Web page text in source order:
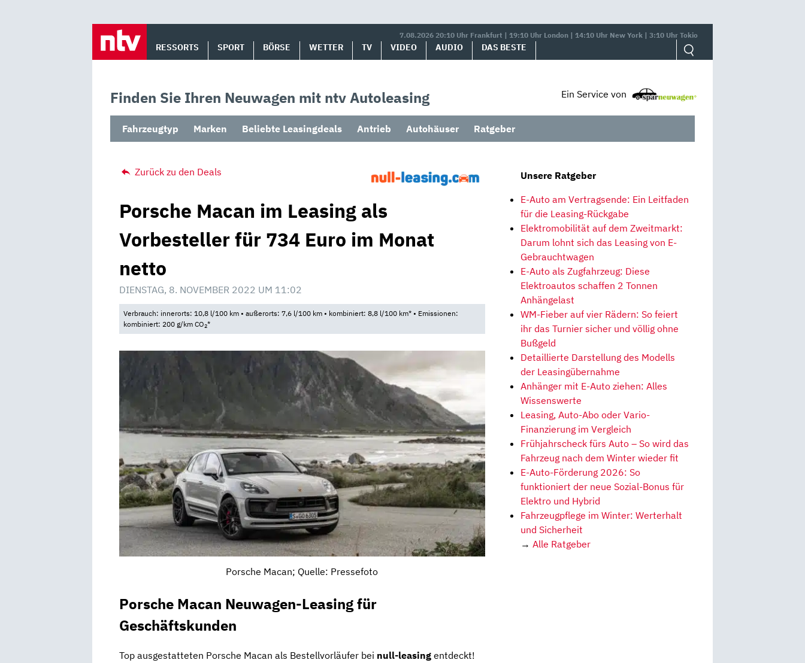
7.08.2026 20:10 Uhr Frankfurt | 19:10 Uhr London | 14:10 Uhr New York | 3:10 Uhr Tokio
RESSORTS SPORT BÖRSE WETTER TV VIDEO AUDIO DAS BESTE
Finden Sie Ihren Neuwagen mit ntv Autoleasing Ein Service von
Fahrzeugtyp Marken Beliebte Leasingdeals Antrieb Autohäuser Ratgeber
Zurück zu den Deals
Porsche Macan im Leasing als
Vorbesteller für 734 Euro im Monat
netto
DIENSTAG, 8. NOVEMBER 2022 UM 11:02
Verbrauch: innerorts: 10,8 l/100 km • außerorts: 7,6 l/100 km • kombiniert: 8,8 l/100 km* • Emissionen:
kombiniert: 200 g/km CO2*
Porsche Macan; Quelle: Pressefoto
Porsche Macan Neuwagen-Leasing für
Geschäftskunden
Top ausgestatteten Porsche Macan als Bestellvorläufer bei null-leasing entdeckt!
Unsere Ratgeber
E-Auto am Vertragsende: Ein Leitfaden
für die Leasing-Rückgabe
Elektromobilität auf dem Zweitmarkt:
Darum lohnt sich das Leasing von E-
Gebrauchtwagen
E-Auto als Zugfahrzeug: Diese
Elektroautos schaffen 2 Tonnen
Anhängelast
WM-Fieber auf vier Rädern: So feiert
ihr das Turnier sicher und völlig ohne
Bußgeld
Detaillierte Darstellung des Modells
der Leasingübernahme
Anhänger mit E-Auto ziehen: Alles
Wissenswerte
Leasing, Auto-Abo oder Vario-
Finanzierung im Vergleich
Frühjahrscheck fürs Auto – So wird das
Fahrzeug nach dem Winter wieder fit
E-Auto-Förderung 2026: So
funktioniert der neue Sozial-Bonus für
Elektro und Hybrid
Fahrzeugpflege im Winter: Werterhalt
und Sicherheit
→ Alle Ratgeber